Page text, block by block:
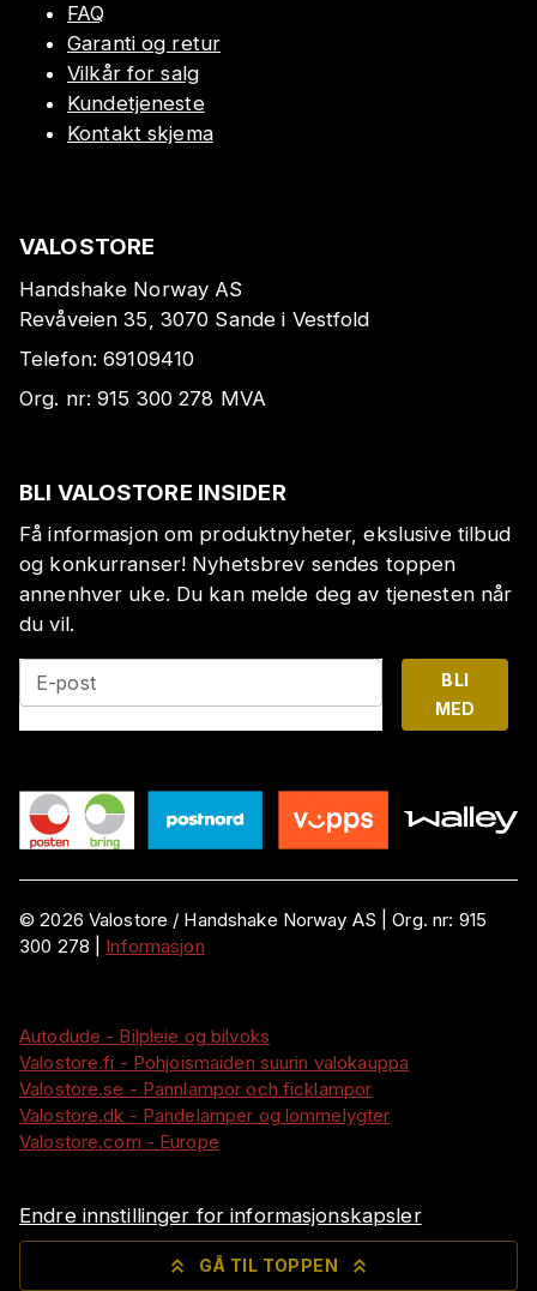
FAQ
Garanti og retur
Vilkår for salg
Kundetjeneste
Kontakt skjema
VALOSTORE
Handshake Norway AS
Revåveien 35, 3070 Sande i Vestfold
Telefon:69109410
Org. nr:915 300 278 MVA
BLI VALOSTORE INSIDER
Få informasjon om produktnyheter, ekslusive tilbud
og konkurranser! Nyhetsbrev sendes toppen
annenhver uke. Du kan melde deg av tjenesten når
du vil.
E-post
BLI
MED
©2026 Valostore / Handshake Norway AS |Org. nr: 915
300 278
Informasjon
Autodude - Bilpleie og bilvoks
Valostore.fi - Pohjoismaiden suurin valokauppa
Valostore.se - Pannlampor och ficklampor
Valostore.dk - Pandelamper og lommelygter
Valostore.com - Europe
Endre innstillinger for informasjonskapsler
GÅ TIL TOPPEN